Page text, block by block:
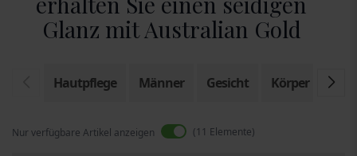
Glanz mit Australian Gold
Hautpflege Männer Gesicht Körper
Nur verfügbare Artikel anzeigen 11 Elemente